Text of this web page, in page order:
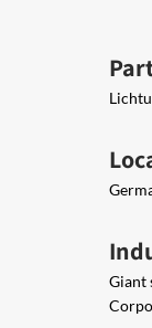
Giant